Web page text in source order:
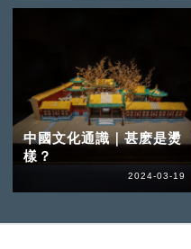
中國文化通識｜甚麽是燙
樣？
2024-03-19